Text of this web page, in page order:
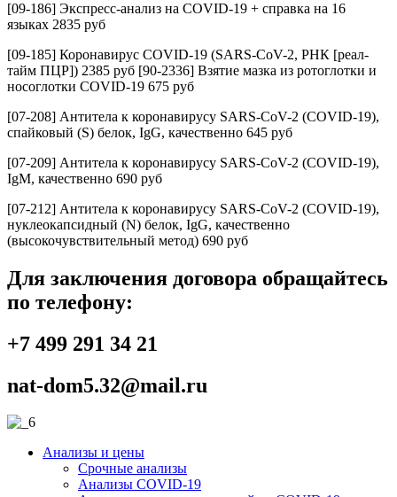
[09-186] Экспресс-анализ на COVID-19 + справка на 16
языках 2835 руб
[09-185] Коронавирус COVID-19 (SARS-CoV-2, РНК [реал-
тайм ПЦР]) 2385 руб [90-2336] Взятие мазка из ротоглотки и
носоглотки COVID-19 675 руб
[07-208] Антитела к коронавирусу SARS-CoV-2 (COVID-19),
спайковый (S) белок, IgG, качественно 645 руб
[07-209] Антитела к коронавирусу SARS-CoV-2 (COVID-19),
IgM, качественно 690 руб
[07-212] Антитела к коронавирусу SARS-CoV-2 (COVID-19),
нуклеокапсидный (N) белок, IgG, качественно
(высокочувствительный метод) 690 руб
Для заключения договора обращайтесь
по телефону:
+7 499 291 34 21
nat-dom5.32@mail.ru
Анализы и цены
Срочные анализы
Анализы COVID-19